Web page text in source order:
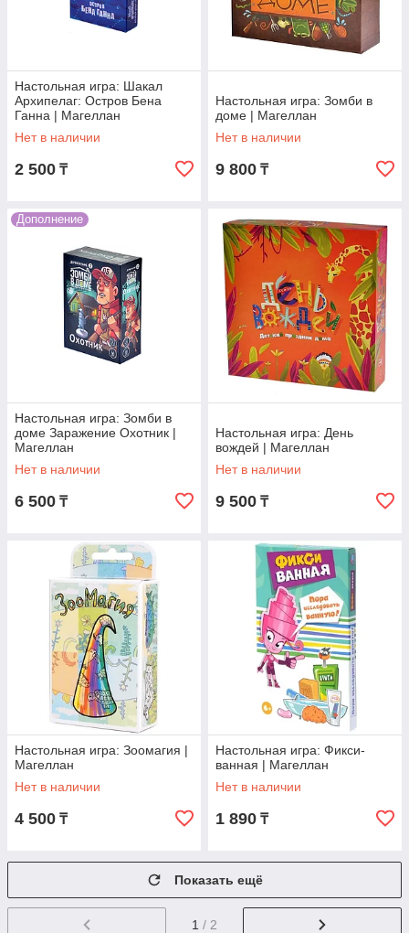
Настольная игра: Шакал
Архипелаг: Остров Бена
Ганна | Магеллан
Нет в наличии
2 500 ₸
Настольная игра: Зомби в
доме | Магеллан
Нет в наличии
9 800 ₸
Дополнение
Настольная игра: Зомби в
доме Заражение Охотник |
Магеллан
Нет в наличии
6 500 ₸
Настольная игра: День
вождей | Магеллан
Нет в наличии
9 500 ₸
Настольная игра: Зоомагия |
Магеллан
Нет в наличии
4 500 ₸
Настольная игра: Фикси-
ванная | Магеллан
Нет в наличии
1 890 ₸
Показать ещё
1 / 2